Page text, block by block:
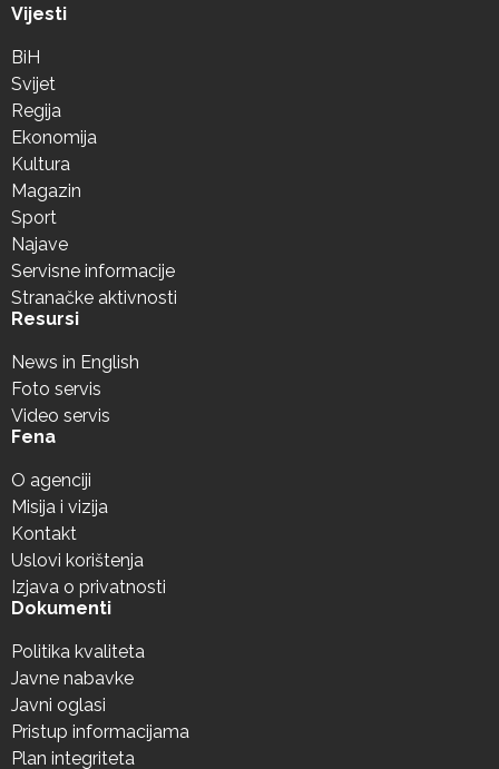
Vijesti
BiH
Svijet
Regija
Ekonomija
Kultura
Magazin
Sport
Najave
Servisne informacije
Stranačke aktivnosti
Resursi
News in English
Foto servis
Video servis
Fena
O agenciji
Misija i vizija
Kontakt
Uslovi korištenja
Izjava o privatnosti
Dokumenti
Politika kvaliteta
Javne nabavke
Javni oglasi
Pristup informacijama
Plan integriteta